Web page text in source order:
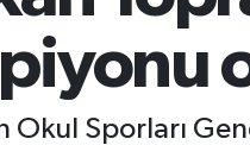
Sporları